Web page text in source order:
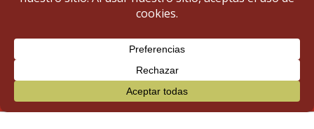
Portal de Transparencia | Diputación de Badajoz